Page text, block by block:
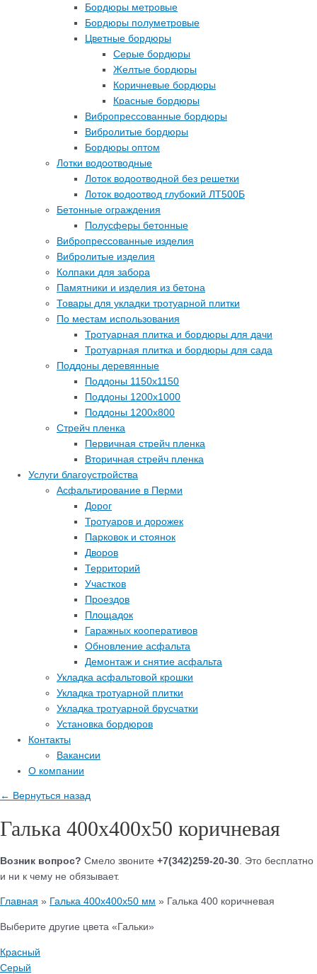
Бордюры метровые
Бордюры полуметровые
Цветные бордюры
Серые бордюры
Желтые бордюры
Коричневые бордюры
Красные бордюры
Вибропрессованные бордюры
Вибролитые бордюры
Бордюры оптом
Лотки водоотводные
Лоток водоотводной без решетки
Лоток водоотвод глубокий ЛТ500Б
Бетонные ограждения
Полусферы бетонные
Вибропрессованные изделия
Вибролитые изделия
Колпаки для забора
Памятники и изделия из бетона
Товары для укладки тротуарной плитки
По местам использования
Тротуарная плитка и бордюры для дачи
Тротуарная плитка и бордюры для сада
Поддоны деревянные
Поддоны 1150х1150
Поддоны 1200х1000
Поддоны 1200х800
Стрейч пленка
Первичная стрейч пленка
Вторичная стрейч пленка
Услуги благоустройства
Асфальтирование в Перми
Дорог
Тротуаров и дорожек
Парковок и стоянок
Дворов
Территорий
Участков
Проездов
Площадок
Гаражных кооперативов
Обновление асфальта
Демонтаж и снятие асфальта
Укладка асфальтовой крошки
Укладка тротуарной плитки
Укладка тротуарной брусчатки
Установка бордюров
Контакты
Вакансии
О компании
← Вернуться назад
Галька 400х400х50 коричневая
Возник вопрос? Смело звоните +7(342)259-20-30 . Это бесплатно
и ни к чему не обязывает.
Главная » Галька 400х400х50 мм » Галька 400 коричневая
Выберите другие цвета «Гальки»
Красный
Серый